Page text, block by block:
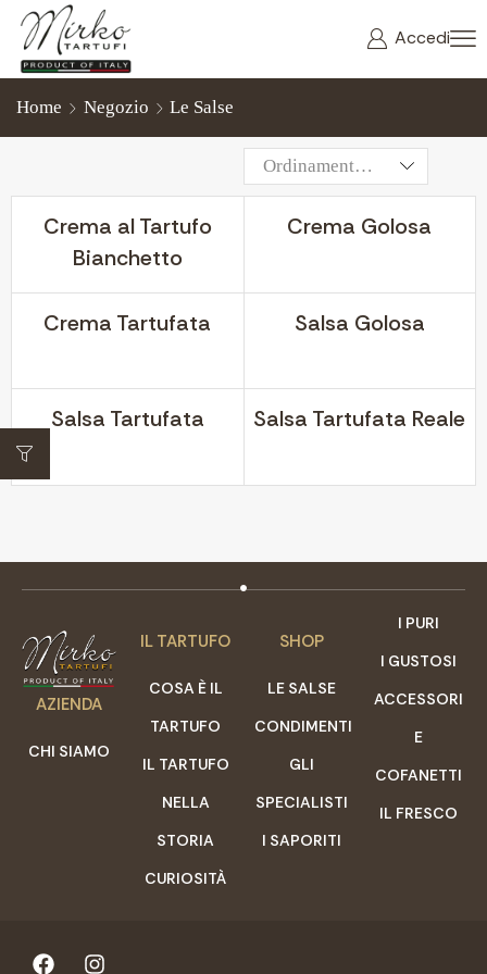
Accedi
Home Negozio Le Salse
Crema al Tartufo
Bianchetto
Crema Golosa
Crema Tartufata Salsa Golosa
Salsa Tartufata Salsa Tartufata Reale
AZIENDA
CHI SIAMO
IL TARTUFO
COSA È IL
TARTUFO
IL TARTUFO
NELLA
STORIA
CURIOSITÀ
SHOP
LE SALSE
CONDIMENTI
GLI
SPECIALISTI
I SAPORITI
I PURI
I GUSTOSI
ACCESSORI
E
COFANETTI
IL FRESCO